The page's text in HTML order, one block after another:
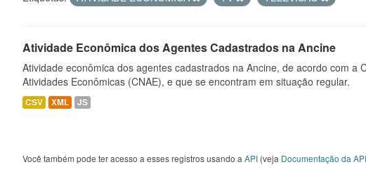
Atividade Econômica dos Agentes Cadastrados na Ancine
Atividade econômica dos agentes cadastrados na Ancine, de acordo com a
Atividades Econômicas (CNAE), e que se encontram em situação regular.
CSV XML JS
Você também pode ter acesso a esses registros usando a API (veja Documentação da API